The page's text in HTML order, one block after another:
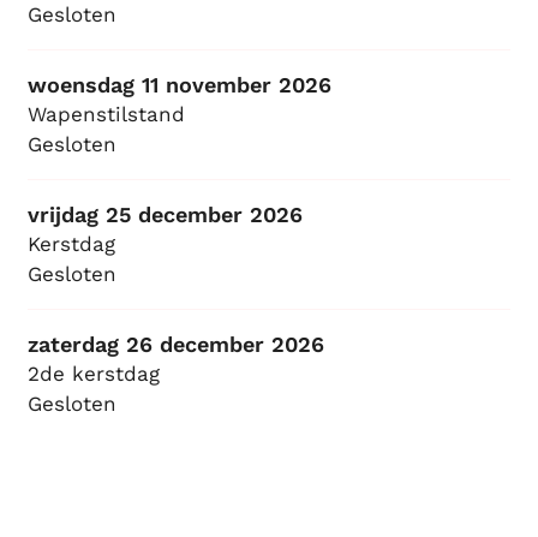
Gesloten
woensdag 11 november 2026
Wapenstilstand
Gesloten
vrijdag 25 december 2026
Kerstdag
Gesloten
zaterdag 26 december 2026
2de kerstdag
Gesloten